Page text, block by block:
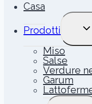
Casa
Prodotti
Miso
Salse
Verdure
Garum